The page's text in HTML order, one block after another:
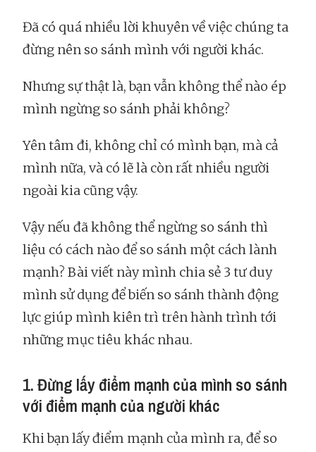
Đã có quá nhiều lời khuyên về việc chúng ta
đừng nên so sánh mình với người khác.
Nhưng sự thật là, bạn vẫn không thể nào ép
mình ngừng so sánh phải không?
Yên tâm đi, không chỉ có mình bạn, mà cả
mình nữa, và có lẽ là còn rất nhiều người
ngoài kia cũng vậy.
Vậy nếu đã không thể ngừng so sánh thì
liệu có cách nào để so sánh một cách lành
mạnh? Bài viết này mình chia sẻ 3 tư duy
mình sử dụng để biến so sánh thành động
lực giúp mình kiên trì trên hành trình tới
những mục tiêu khác nhau.
1. Đừng lấy điểm mạnh của mình so sánh
với điểm mạnh của người khác
Khi bạn lấy điểm mạnh của mình ra, để so